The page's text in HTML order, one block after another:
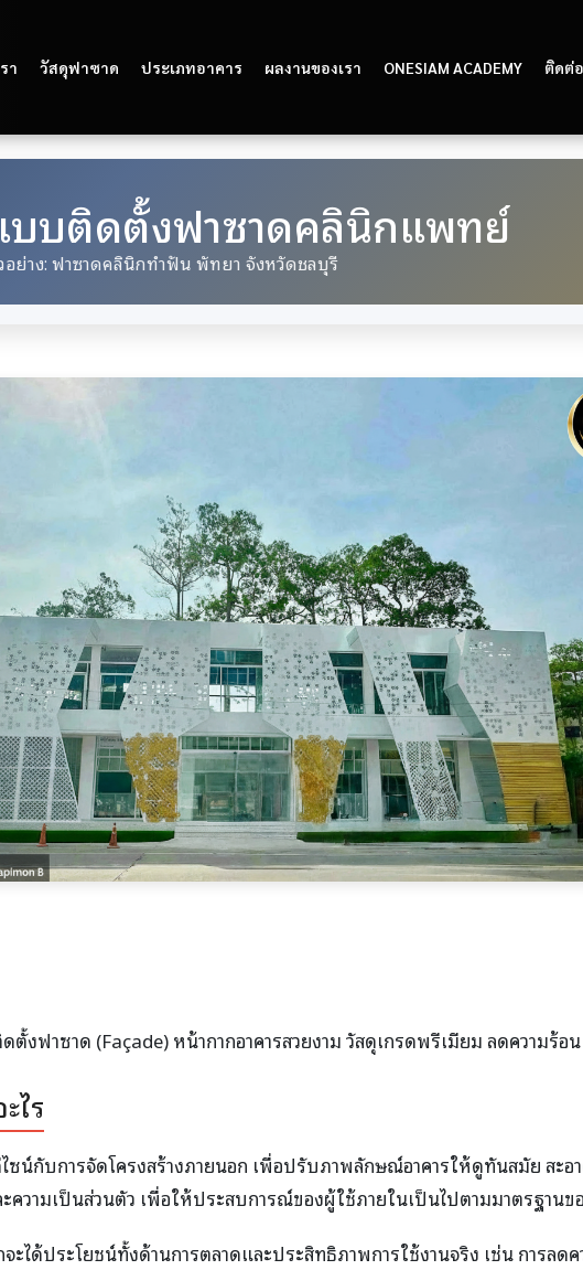
า วัสดุฟาซาด ประเภทอาคาร ผลงานของเรา ONESIAM ACADEMY ติดต่
บติดตั้งฟาซาดคลินิกแพทย์
อย่าง: ฟาซาดคลินิกทำฟัน พัทยา จังหวัดชลบุรี
ฟาซาด (Façade) หน้ากากอาคารสวยงาม วัสดุเกรดพรีเมียม ลดความร้อ
ไร
กับการจัดโครงสร้างภายนอก เพื่อปรับภาพลักษณ์อาคารให้ดูทันสมัย สะอ
วามเป็นส่วนตัว เพื่อให้ประสบการณ์ของผู้ใช้ภายในเป็นไปตามมาตรฐานข
ได้ประโยชน์ทั้งด้านการตลาดและประสิทธิภาพการใช้งานจริง เช่น การลด